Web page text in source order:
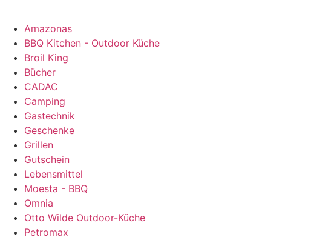
Amazonas
BBQ Kitchen - Outdoor Küche
Broil King
Bücher
CADAC
Camping
Gastechnik
Geschenke
Grillen
Gutschein
Lebensmittel
Moesta - BBQ
Omnia
Otto Wilde Outdoor-Küche
Petromax